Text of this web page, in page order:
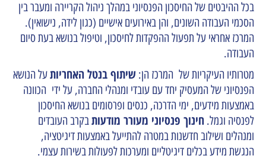
בכל ההיבטים של החיסכון הפנסיוני במהלך ניהול הקריירה ומעבר בין
הסכמי העבודה השונים, והן באירועים אישיים (כגון לידה, נישואין).
המרכז אחראי על תפעול ההפקדות לחיסכון, וטיפול בנושא בעת סיום
העבודה.
מטרותיו העיקריות של המרכז הן: שיתוף בנטל האחריותעל הנושא
הפנסיוני של המעסיק יחד עם עובדי ומנהלי החברה, על ידי הכוונה
באמצעות מידעים, ימי הדרכה, כנסים ופרסומים בנושא החיסכון
לפנסיה וגמל. חינוך פנסיוני מעורר מודעותבקרב העובדים
ומנהלים ושילוב חדשנות במטרה להתייעל באמצעות דיגיטציה,
הנגשת מידע בכלים דיגיטליים ומערכות לפעולות בשירות עצמי.